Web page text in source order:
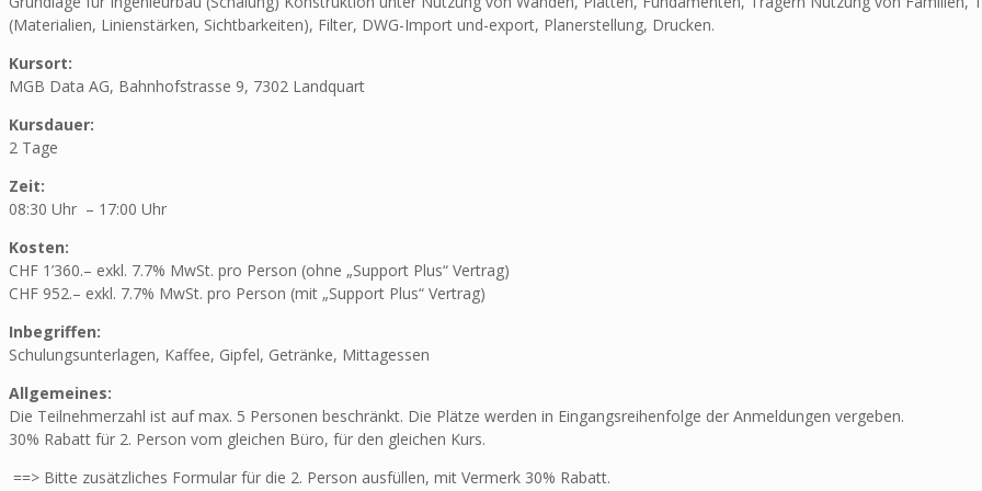
(Materialien, Linienstärken, Sichtbarkeiten), Filter, DWG-Import und-export, Planerstellung, Drucken.
Kursort:
MGB Data AG, Bahnhofstrasse 9, 7302 Landquart
Kursdauer:
2 Tage
Zeit:
08:30 Uhr – 17:00 Uhr
Kosten:
CHF 1’360.– exkl. 7.7% MwSt. pro Person (ohne „Support Plus“ Vertrag)
CHF 952.– exkl. 7.7% MwSt. pro Person (mit „Support Plus“ Vertrag)
Inbegriffen:
Schulungsunterlagen, Kaffee, Gipfel, Getränke, Mittagessen
Allgemeines:
Die Teilnehmerzahl ist auf max. 5 Personen beschränkt. Die Plätze werden in Eingangsreihenfolge der Anmeldungen vergeben.
30% Rabatt für 2. Person vom gleichen Büro, für den gleichen Kurs.
==> Bitte zusätzliches Formular für die 2. Person ausfüllen, mit Vermerk 30% Rabatt.